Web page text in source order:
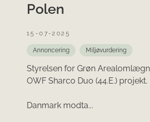
Polen
15-07-2025
Annoncering Miljøvurdering
Styrelsen for Grøn
OWF Sharco Duo (44.E.) projekt.
Danmark modta...